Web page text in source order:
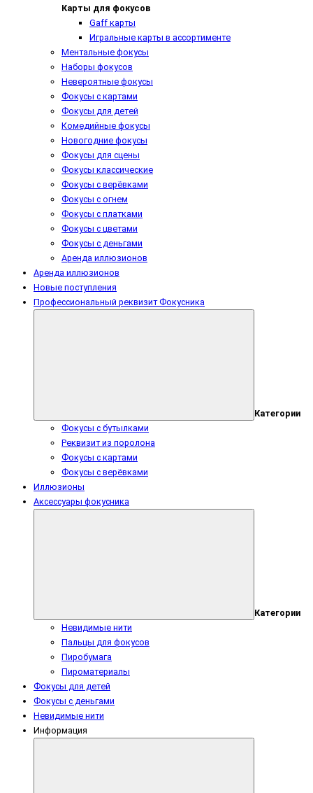
Карты для фокусов
Gaff карты
Игральные карты в ассортименте
Ментальные фокусы
Наборы фокусов
Невероятные фокусы
Фокусы с картами
Фокусы для детей
Комедийные фокусы
Новогодние фокусы
Фокусы для сцены
Фокусы классические
Фокусы с верёвками
Фокусы с огнем
Фокусы с платками
Фокусы с цветами
Фокусы с деньгами
Аренда иллюзионов
Аренда иллюзионов
Новые поступления
Профессиональный реквизит Фокусника
Категории
Фокусы с бутылками
Реквизит из поролона
Фокусы с картами
Фокусы с верёвками
Иллюзионы
Аксессуары фокусника
Категории
Невидимые нити
Пальцы для фокусов
Пиробумага
Пироматериалы
Фокусы для детей
Фокусы с деньгами
Невидимые нити
Информация